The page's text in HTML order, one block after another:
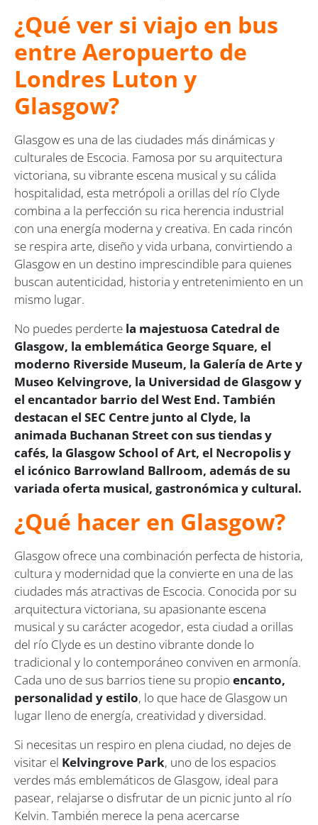
¿Qué ver si viajo en bus
entre Aeropuerto de
Londres Luton y
Glasgow?
Glasgow es una de las ciudades más dinámicas y
culturales de Escocia. Famosa por su arquitectura
victoriana, su vibrante escena musical y su cálida
hospitalidad, esta metrópoli a orillas del río Clyde
combina a la perfección su rica herencia industrial
con una energía moderna y creativa. En cada rincón
se respira arte, diseño y vida urbana, convirtiendo a
Glasgow en un destino imprescindible para quienes
buscan autenticidad, historia y entretenimiento en un
mismo lugar.
No puedes perderte la majestuosa Catedral de
Glasgow, la emblemática George Square, el
moderno Riverside Museum, la Galería de Arte y
Museo Kelvingrove, la Universidad de Glasgow y
el encantador barrio del West End. También
destacan el SEC Centre junto al Clyde, la
animada Buchanan Street con sus tiendas y
cafés, la Glasgow School of Art, el Necropolis y
el icónico Barrowland Ballroom, además de su
variada oferta musical, gastronómica y cultural.
¿Qué hacer en Glasgow?
Glasgow ofrece una combinación perfecta de historia,
cultura y modernidad que la convierte en una de las
ciudades más atractivas de Escocia. Conocida por su
arquitectura victoriana, su apasionante escena
musical y su carácter acogedor, esta ciudad a orillas
del río Clyde es un destino vibrante donde lo
tradicional y lo contemporáneo conviven en armonía.
Cada uno de sus barrios tiene su propio encanto,
personalidad y estilo, lo que hace de Glasgow un
lugar lleno de energía, creatividad y diversidad.
Si necesitas un respiro en plena ciudad, no dejes de
visitar el Kelvingrove Park, uno de los espacios
verdes más emblemáticos de Glasgow, ideal para
pasear, relajarse o disfrutar de un picnic junto al río
Kelvin. También merece la pena acercarse